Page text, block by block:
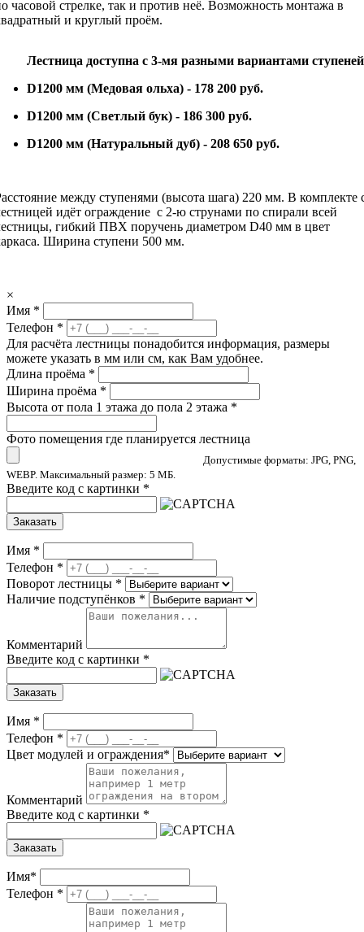
часовой стрелке, так и против неё. Возможность монтажа в
и круглый проём.
Лестница доступна с 3-мя разными вариантами
D1200 мм (Медовая ольха) - 178 200 руб.
D1200 мм (Светлый бук) - 186 300 руб.
D1200 мм (Натуральный дуб) - 208 650 руб.
между ступенями (высота шага) 220 мм. В комплекте
идёт ограждение с 2-ю струнами по спирали всей
гибкий ПВХ поручень диаметром D40 мм в цвет
Ширина ступени 500 мм.
×
Имя *
Телефон *
Для расчёта лестницы понадобится информация, размеры
можете указать в мм или см, как Вам удобнее.
Длина проёма *
Ширина проёма *
Высота от пола 1 этажа до пола 2 этажа *
Фото помещения где планируется лестница
Допустимые форматы: JPG, PNG,
WEBP. Максимальный размер: 5 МБ.
Введите код с картинки *
Заказать
Имя *
Телефон *
Поворот лестницы *
Наличие подступёнков *
Комментарий
Введите код с картинки *
Заказать
Имя *
Телефон *
Цвет модулей и ограждения*
Комментарий
Введите код с картинки *
Заказать
Имя*
Телефон *